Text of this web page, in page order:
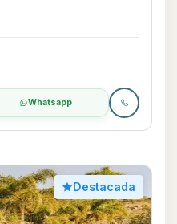
Whatsapp
Destacada